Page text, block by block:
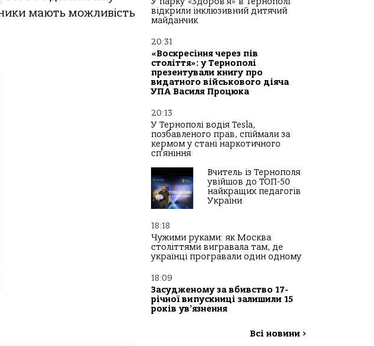
мaють мoжливість
відкрили інклюзивний дитячий
майданчик
20:31
«Воскресіння через пів
століття»: у Тернополі
презентували книгу про
видатного військового діяча
УПА Василя Процюка
20:13
У Тернополі водія Tesla,
позбавленого прав, спіймали за
кермом у стані наркотичного
сп’яніння
Вчитель із Тернополя
увійшов до ТОП-50
найкращих педагогів
України
18:18
Чужими руками: як Москва
століттями вигравала там, де
українці програвали один одному
18:09
Засудженому за вбивство 17-
річної випускниці залишили 15
років ув’язнення
Всі новини >